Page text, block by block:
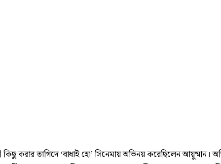
কিছু করার তাগিদে ‘বাধাই হো’ সিনেমায় অভিনয় করেছিলেন আয়ুষ্মান।